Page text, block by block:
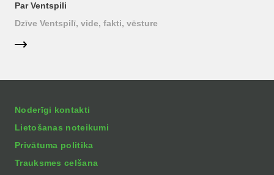
Par Ventspili
Dzīve Ventspilī, vide, fakti, vēsture
Noderīgi kontakti
Lietošanas noteikumi
Privātuma politika
Trauksmes celšana